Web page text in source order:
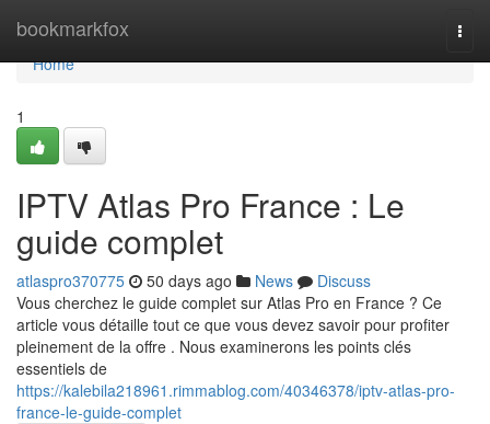
bookmarkfox
Home
Home
1
IPTV Atlas Pro France : Le
guide complet
atlaspro370775 50 days ago News
Discuss
Vous cherchez le guide complet sur Atlas Pro en France ? Ce
article vous détaille tout ce que vous devez savoir pour profiter
pleinement de la offre . Nous examinerons les points clés
essentiels de
https://kalebila218961.rimmablog.com/40346378/iptv-atlas-pro-
france-le-guide-complet